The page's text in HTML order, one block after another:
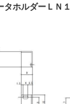
タホルダーＬ